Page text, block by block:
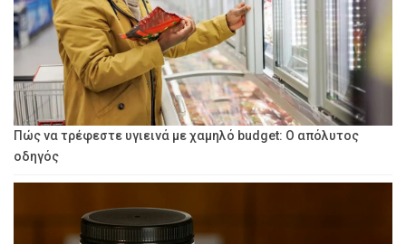
Πώς να τρέφεστε υγιεινά με χαμηλό budget: Ο απόλυτος
οδηγός